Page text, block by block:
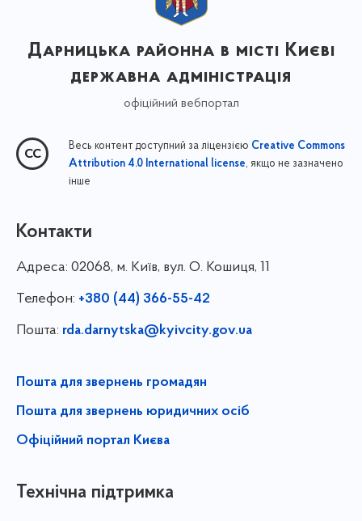
Дарницька районна в місті Києві
державна адміністрація
офіційний вебпортал
Весь контент доступний за ліцензією Creative Commons
Attribution 4.0 International license, якщо не зазначено
інше
Контакти
Адреса: 02068, м. Київ, вул. О. Кошиця, 11
Телефон: +380 (44) 366-55-42
Пошта: rda.darnytska@kyivcity.gov.ua
Пошта для звернень громадян
Пошта для звернень юридичних осіб
Офіційний портал Києва
Технічна підтримка